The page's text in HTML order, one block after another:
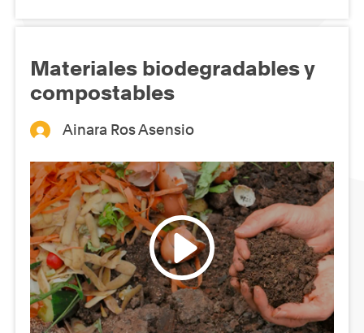
Materiales biodegradables y
compostables
Ainara Ros Asensio